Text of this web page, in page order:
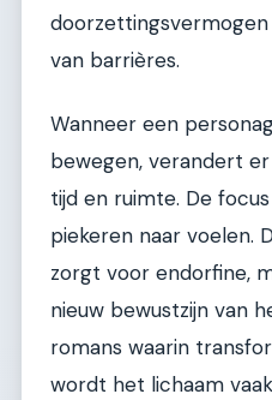
van barrières.
Wanneer een
bewegen, verandert
tijd en ruimte. De
piekeren naar voelen.
zorgt voor endorfine,
nieuw bewustzijn van
romans waarin
wordt het lichaam